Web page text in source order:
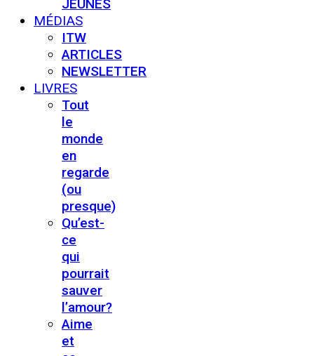
JEUNES
MÉDIAS
ITW
ARTICLES
NEWSLETTER
LIVRES
Tout
le
monde
en
regarde
(ou
presque)
Qu’est-
ce
qui
pourrait
sauver
l’amour?
Aime
et